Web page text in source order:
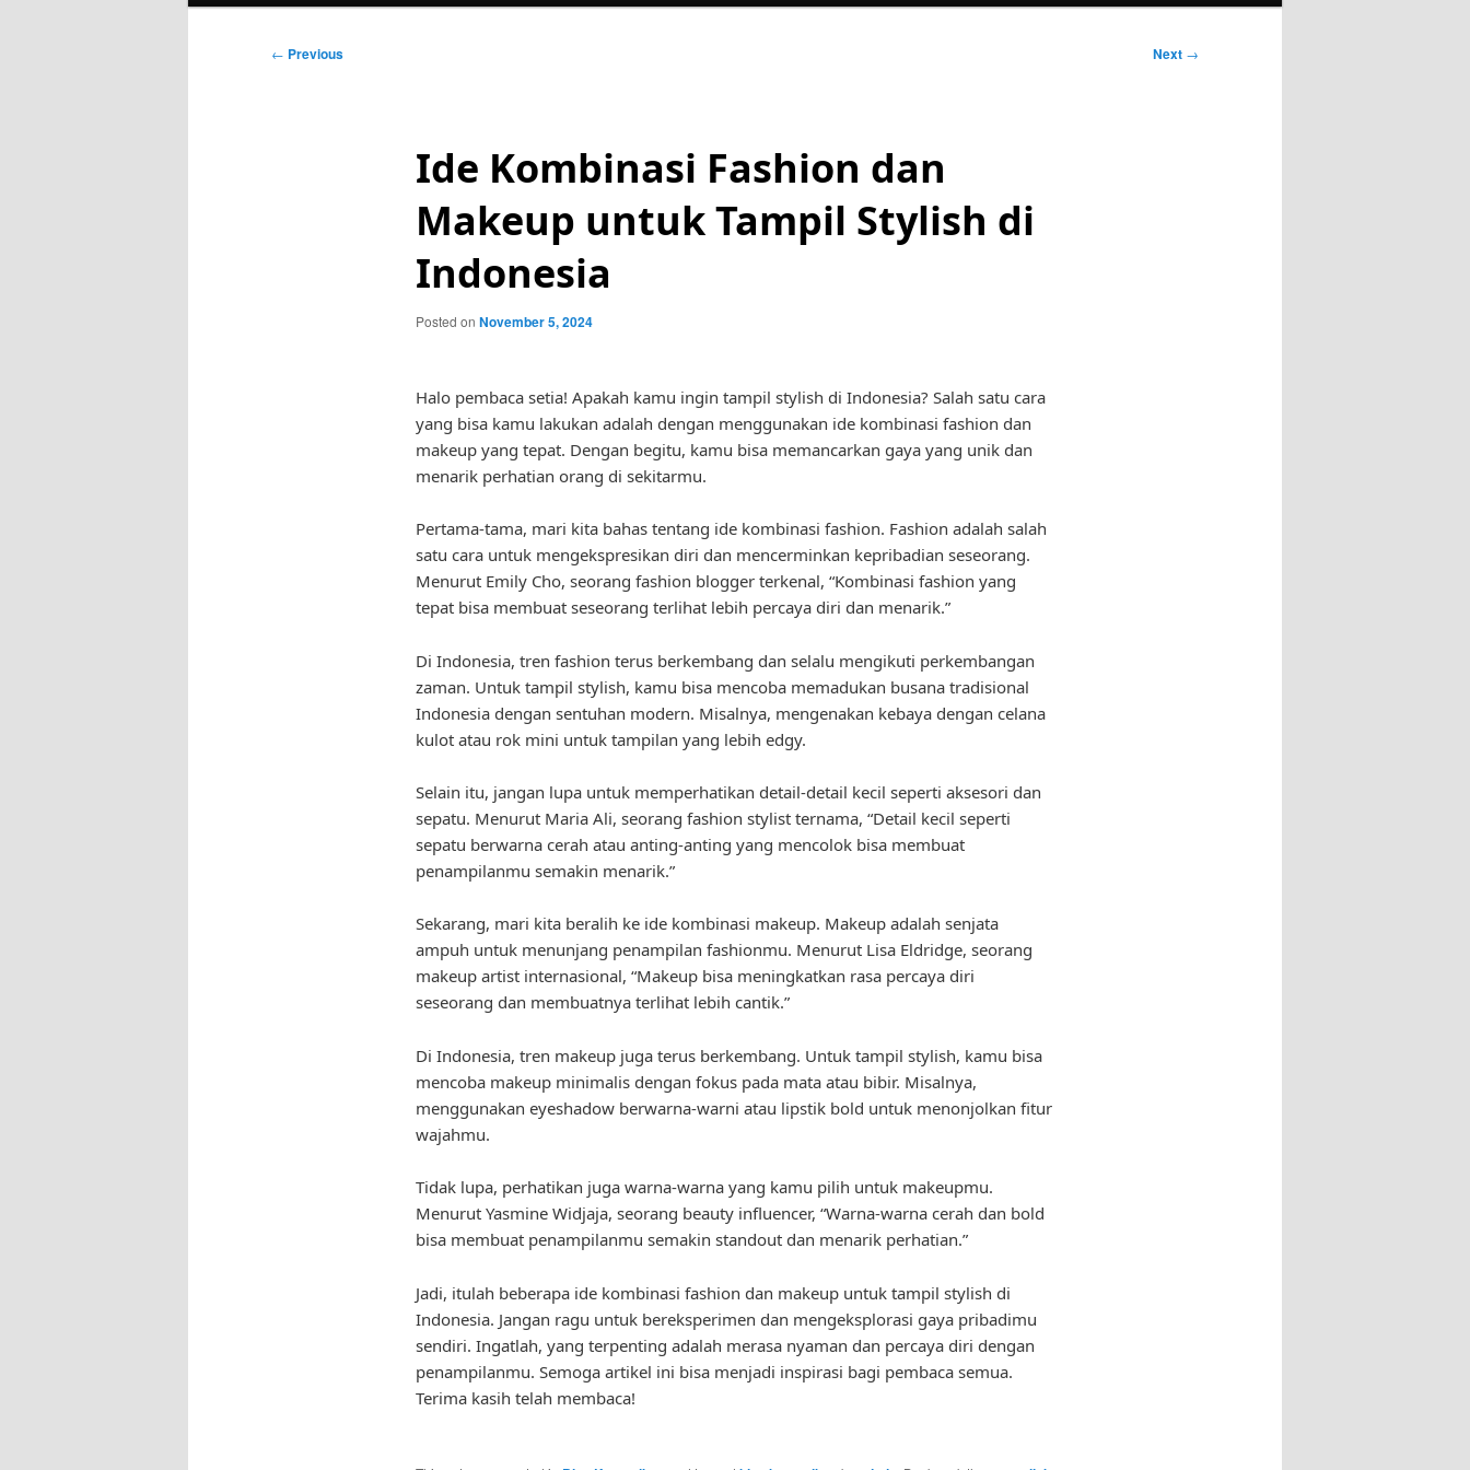
Post
← Previous Next →
Ide Kombinasi Fashion dan
Makeup untuk Tampil Stylish di
Indonesia
Posted on November 5, 2024
Halo pembaca setia! Apakah kamu ingin tampil stylish di Indonesia? Salah satu cara
yang bisa kamu lakukan adalah dengan menggunakan ide kombinasi fashion dan
makeup yang tepat. Dengan begitu, kamu bisa memancarkan gaya yang unik dan
menarik perhatian orang di sekitarmu.
Pertama-tama, mari kita bahas tentang ide kombinasi fashion. Fashion adalah salah
satu cara untuk mengekspresikan diri dan mencerminkan kepribadian seseorang.
Menurut Emily Cho, seorang fashion blogger terkenal, “Kombinasi fashion yang
tepat bisa membuat seseorang terlihat lebih percaya diri dan menarik.”
Di Indonesia, tren fashion terus berkembang dan selalu mengikuti perkembangan
zaman. Untuk tampil stylish, kamu bisa mencoba memadukan busana tradisional
Indonesia dengan sentuhan modern. Misalnya, mengenakan kebaya dengan celana
kulot atau rok mini untuk tampilan yang lebih edgy.
Selain itu, jangan lupa untuk memperhatikan detail-detail kecil seperti aksesori dan
sepatu. Menurut Maria Ali, seorang fashion stylist ternama, “Detail kecil seperti
sepatu berwarna cerah atau anting-anting yang mencolok bisa membuat
penampilanmu semakin menarik.”
Sekarang, mari kita beralih ke ide kombinasi makeup. Makeup adalah senjata
ampuh untuk menunjang penampilan fashionmu. Menurut Lisa Eldridge, seorang
makeup artist internasional, “Makeup bisa meningkatkan rasa percaya diri
seseorang dan membuatnya terlihat lebih cantik.”
Di Indonesia, tren makeup juga terus berkembang. Untuk tampil stylish, kamu bisa
mencoba makeup minimalis dengan fokus pada mata atau bibir. Misalnya,
menggunakan eyeshadow berwarna-warni atau lipstik bold untuk menonjolkan fitur
wajahmu.
Tidak lupa, perhatikan juga warna-warna yang kamu pilih untuk makeupmu.
Menurut Yasmine Widjaja, seorang beauty influencer, “Warna-warna cerah dan bold
bisa membuat penampilanmu semakin standout dan menarik perhatian.”
Jadi, itulah beberapa ide kombinasi fashion dan makeup untuk tampil stylish di
Indonesia. Jangan ragu untuk bereksperimen dan mengeksplorasi gaya pribadimu
sendiri. Ingatlah, yang terpenting adalah merasa nyaman dan percaya diri dengan
penampilanmu. Semoga artikel ini bisa menjadi inspirasi bagi pembaca semua.
Terima kasih telah membaca!